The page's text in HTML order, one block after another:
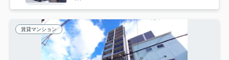
賃貸マンション